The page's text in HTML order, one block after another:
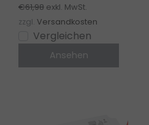
€61,98 exkl. MwSt.
zzgl. Versandkosten
Vergleichen
Ansehen